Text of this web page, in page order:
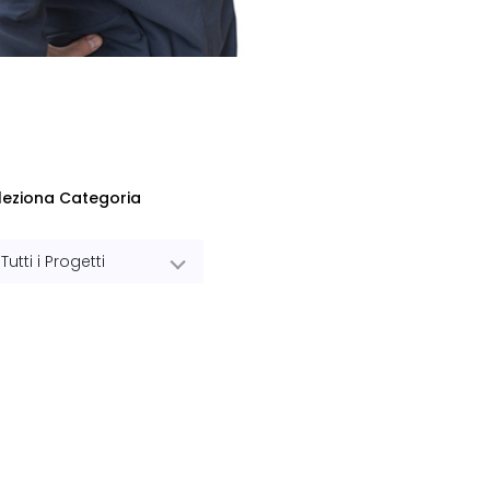
Categoria
Tutti i Progetti